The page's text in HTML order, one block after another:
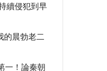
續侵犯到早
的晨勃老二
一！論秦朝